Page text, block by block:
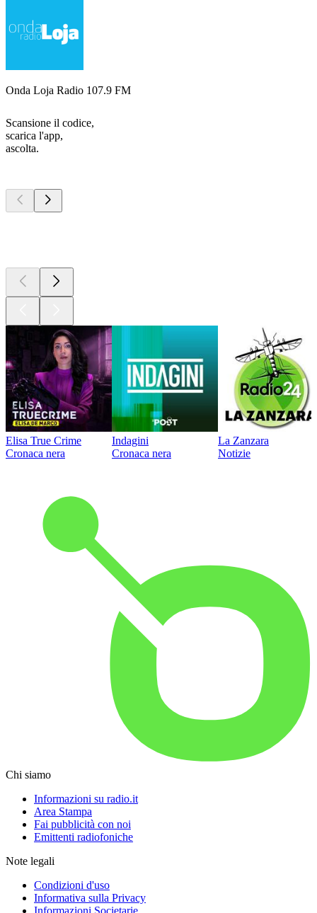
Onda Loja Radio 107.9 FM
Scansione il codice,
scarica l'app,
ascolta.
Elisa True Crime
Cronaca nera
Indagini
Cronaca nera
La Zanzara
Notizie
Chi siamo
Informazioni su radio.it
Area Stampa
Fai pubblicità con noi
Emittenti radiofoniche
Note legali
Condizioni d'uso
Informativa sulla Privacy
Informazioni Societarie